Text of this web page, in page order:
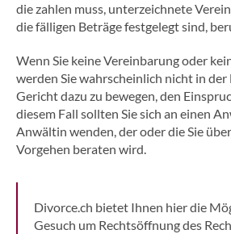
die zahlen muss, unterzeichnete
die fälligen Beträge festgelegt sind,
Wenn Sie keine Vereinbarung oder
werden Sie wahrscheinlich nicht in der
Gericht dazu zu bewegen, den
diesem Fall sollten Sie sich an einen
Anwältin wenden, der oder die Sie
Vorgehen beraten wird.
Divorce.ch bietet Ihnen hier die
Gesuch um Rechtsöffnung des